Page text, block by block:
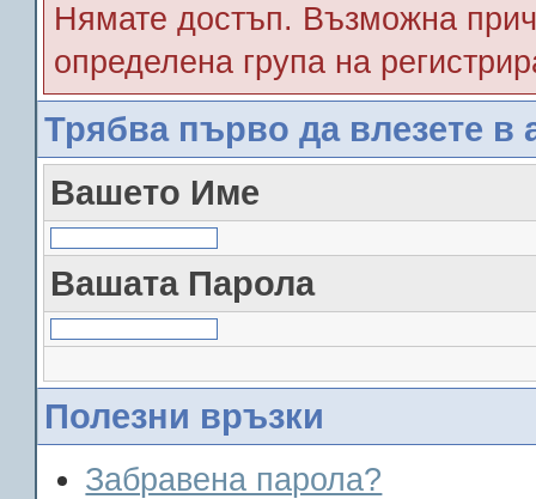
Нямате достъп. Възможна
определена група на
Трябва първо да влезете в
Вашето Име
Вашата Парола
Полезни връзки
Забравена парола?